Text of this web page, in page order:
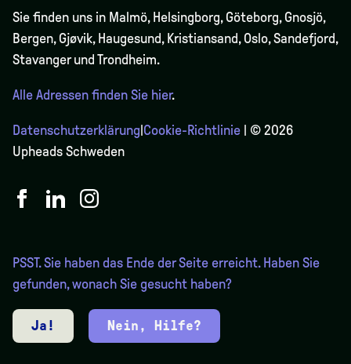
Sie finden uns in Malmö, Helsingborg, Göteborg, Gnosjö,
Bergen,Gjøvik, Haugesund, Kristiansand, Oslo, Sandefjord,
Stavanger und Trondheim.
Alle Adressen finden Sie hier.
Datenschutzerklärung Cookie-Richtlinie | © 2026
Upheads Schweden
PSST. Sie haben das Ende der Seite erreicht. Haben Sie
gefunden, wonach Sie gesucht haben?
Ja! Nein, Hilfe?